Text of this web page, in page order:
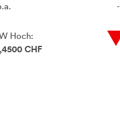
-
Hoch:
CHF